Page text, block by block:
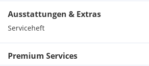
Ausstattungen & Extras
Serviceheft
Premium Services